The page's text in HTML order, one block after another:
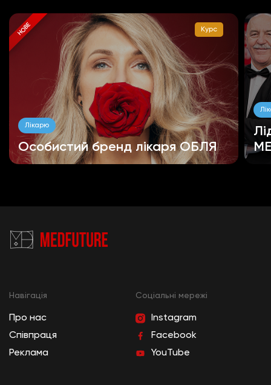
НОВЕ Курс
Лікарю
Особистий бренд лікаря ОБЛЯ
Навігація
Про нас
Співпраця
Реклама
Cоціальні мережі
Instagram
Facebook
YouTube